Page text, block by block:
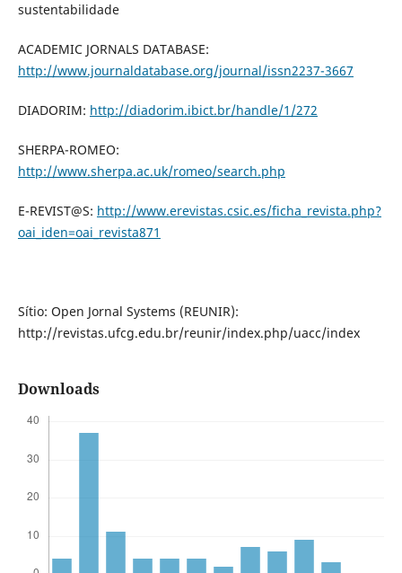
sustentabilidade
ACADEMIC JORNALS DATABASE:
http://www.journaldatabase.org/journal/issn2237-3667
DIADORIM: http://diadorim.ibict.br/handle/1/272
SHERPA-ROMEO:
http://www.sherpa.ac.uk/romeo/search.php
E-REVIST@S: http://www.erevistas.csic.es/ficha_revista.php?
oai_iden=oai_revista871
Sítio: Open Jornal Systems (REUNIR):
http://revistas.ufcg.edu.br/reunir/index.php/uacc/index
Downloads